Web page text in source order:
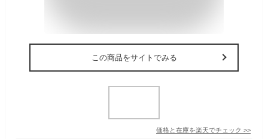
この商品をサイトでみる
価格と在庫を楽天でチェック >>